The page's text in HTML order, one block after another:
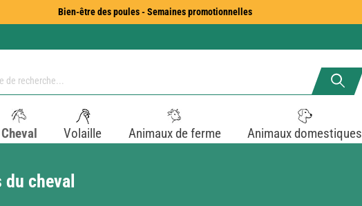
Bien-être des poules - Semaines promotionnelles
Cheval Volaille Animaux de ferme Animaux domestiques
cheval